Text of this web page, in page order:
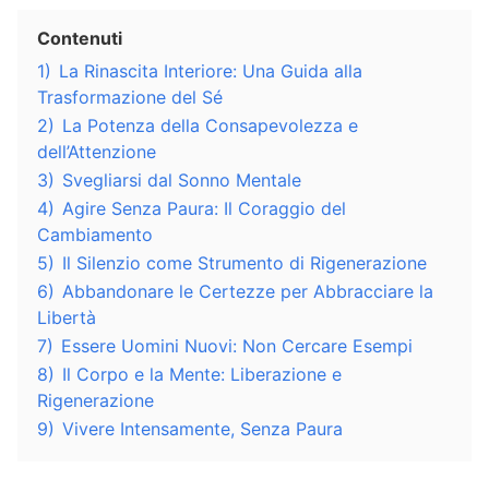
Contenuti
1) La Rinascita Interiore: Una Guida alla
Trasformazione del Sé
2) La Potenza della Consapevolezza e
dell’Attenzione
3) Svegliarsi dal Sonno Mentale
4) Agire Senza Paura: Il Coraggio del
Cambiamento
5) Il Silenzio come Strumento di Rigenerazione
6) Abbandonare le Certezze per Abbracciare la
Libertà
7) Essere Uomini Nuovi: Non Cercare Esempi
8) Il Corpo e la Mente: Liberazione e
Rigenerazione
9) Vivere Intensamente, Senza Paura